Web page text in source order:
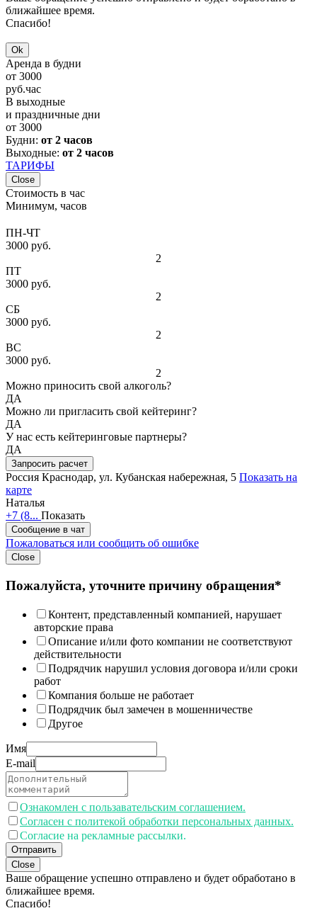
ближайшее время.
Спасибо!
Ok
Аренда в будни
от 3000
руб.час
В выходные
и праздничные дни
от 3000
Будни: от 2 часов
Выходные: от 2 часов
ТАРИФЫ
Close
Стоимость в час
Минимум, часов
ПН-ЧТ
3000 руб.
2
ПТ
3000 руб.
2
СБ
3000 руб.
2
ВС
3000 руб.
2
Можно приносить свой алкоголь?
ДА
Можно ли пригласить свой кейтеринг?
ДА
У нас есть кейтеринговые партнеры?
ДА
Запросить расчет
Россия Краснодар, ул. Кубанская набережная, 5 Показать на
карте
Наталья
+7 (8... Показать
Сообщение в чат
Пожаловаться или сообщить об ошибке
Close
Пожалуйста, уточните причину обращения*
Контент, представленный компанией, нарушает
авторские права
Описание и/или фото компании не соответствуют
действительности
Подрядчик нарушил условия договора и/или сроки
работ
Компания больше не работает
Подрядчик был замечен в мошенничестве
Другое
Имя
E-mail
Ознакомлен с пользавательским соглашением.
Согласен с политекой обработки персональных данных.
Согласие на рекламные рассылки.
Отправить
Close
Ваше обращение успешно отправлено и будет обработано в
ближайшее время.
Спасибо!